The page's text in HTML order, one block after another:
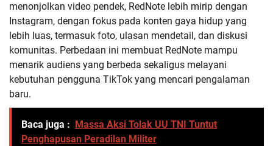
menonjolkan video pendek, RedNote lebih mirip dengan
Instagram, dengan fokus pada konten gaya hidup yang
lebih luas, termasuk foto, ulasan mendetail, dan diskusi
komunitas. Perbedaan ini membuat RedNote mampu
menarik audiens yang berbeda sekaligus melayani
kebutuhan pengguna TikTok yang mencari pengalaman
baru.
Baca juga : Massa Aksi Tolak UU TNI Tuntut
Penghapusan Peradilan Militer